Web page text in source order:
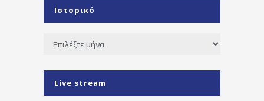
Ιστορικό
Ιστορικό
Live stream